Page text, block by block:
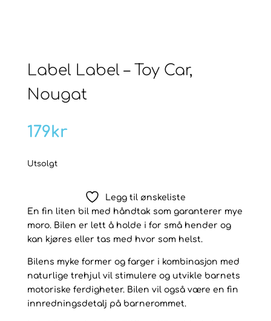
Label Label – Toy Car,
Nougat
179kr
Utsolgt
Legg til ønskeliste
En fin liten bil med håndtak som garanterer mye
moro. Bilen er lett å holde i for små hender og
kan kjøres eller tas med hvor som helst.
Bilens myke former og farger i kombinasjon med
naturlige trehjul vil stimulere og utvikle barnets
motoriske ferdigheter. Bilen vil også være en fin
innredningsdetalj på barnerommet.